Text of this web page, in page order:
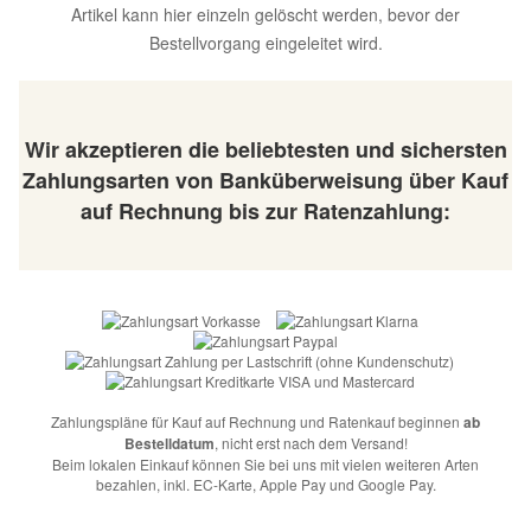
Artikel kann hier einzeln gelöscht werden, bevor der
Bestellvorgang eingeleitet wird.
Wir akzeptieren die beliebtesten und sichersten
Zahlungsarten von Banküberweisung über Kauf
auf Rechnung bis zur Ratenzahlung:
Zahlungspläne für Kauf auf Rechnung und Ratenkauf beginnen ab
Bestelldatum, nicht erst nach dem Versand!
Beim lokalen Einkauf können Sie bei uns mit vielen weiteren Arten
bezahlen, inkl. EC-Karte, Apple Pay und Google Pay.